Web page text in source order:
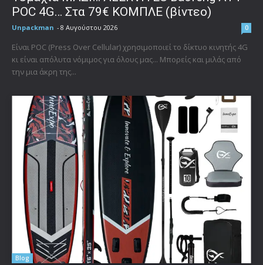
POC 4G… Στα 79€ ΚΟΜΠΛΕ (βίντεο)
Unpackman - 8 Αυγούστου 2026 0
Είναι POC (Press Over Cellular) χρησιμοποιεί το δίκτυο κινητής 4G
κι είναι απόλυτα νόμιμος για όλους μας... Μπορείς και μιλάς από
την μια άκρη της...
Blog